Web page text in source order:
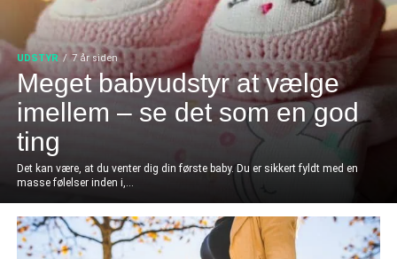
UDSTYR 7 år siden
Meget babyudstyr at vælge
imellem – se det som en god
ting
Det kan være, at du venter dig din første baby. Du er sikkert fyldt med en
masse følelser inden i,...